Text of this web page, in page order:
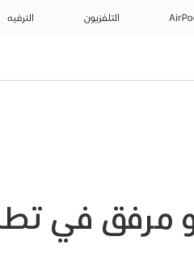
التلفزيون الترفيه
مرفق في